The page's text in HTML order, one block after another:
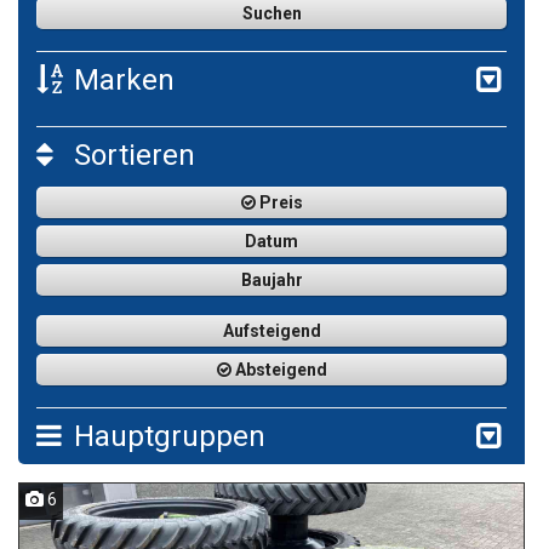
Marken
Sortieren
Preis
Datum
Baujahr
Aufsteigend
Absteigend
Hauptgruppen
6